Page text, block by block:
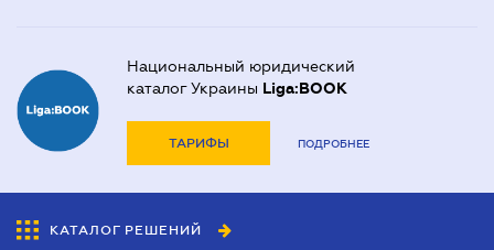
Национальный юридический
каталог Украины Liga:BOOK
ТАРИФЫ ПОДРОБНЕЕ
КАТАЛОГ РЕШЕНИЙ